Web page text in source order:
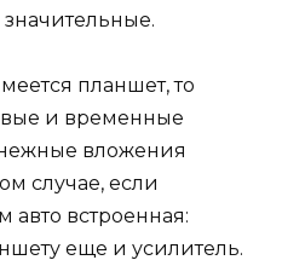
планшет, то
и временные
вложения
случае, если
авто встроенная:
еще и усилитель.